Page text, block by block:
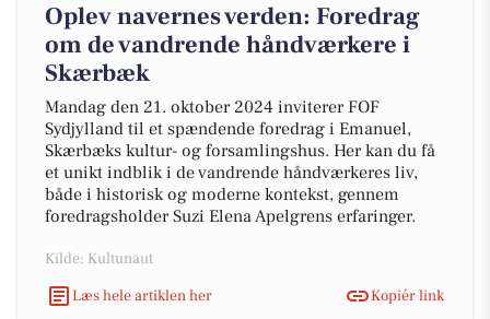
Oplev navernes verden: Foredrag
om de vandrende håndværkere i
Skærbæk
Mandag den 21. oktober 2024 inviterer FOF
Sydjylland til et spændende foredrag i Emanuel,
Skærbæks kultur- og forsamlingshus. Her kan du få
et unikt indblik i de vandrende håndværkeres liv,
både i historisk og moderne kontekst, gennem
foredragsholder Suzi Elena Apelgrens erfaringer.
Kilde: Kultunaut
Læs hele artiklen her
Kopiér link